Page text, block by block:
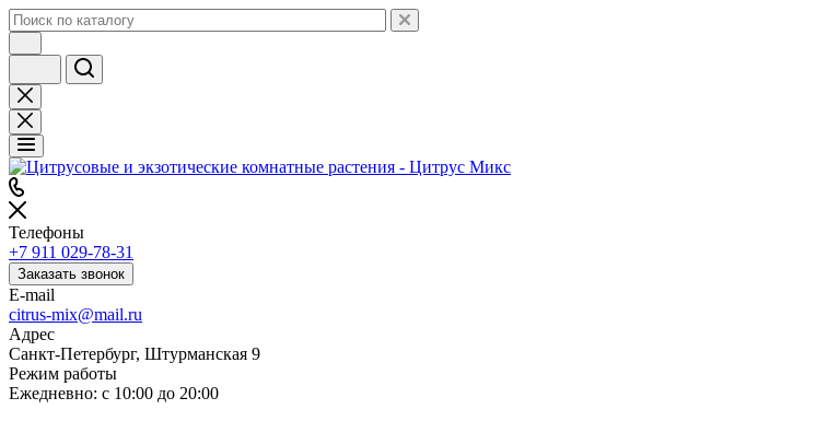
Телефоны
+7 911 029-78-31
Заказать звонок
E-mail
citrus-mix@mail.ru
Адрес
Санкт-Петербург, Штурманская 9
Режим работы
Ежедневно: с 10:00 до 20:00